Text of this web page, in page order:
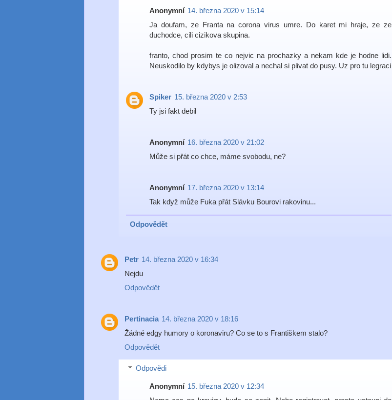
Anonymní 14. března 2020 v 15:14
Ja doufam, ze Franta na corona virus umre. Do karet mi hraje, ze ze
duchodce, cili cizikova skupina.
franto, chod prosim te co nejvic na prochazky a nekam kde je hodne lidi.
Neuskodilo by kdybys je olizoval a nechal si plivat do pusy. Uz pro tu legraci
Spiker 15. března 2020 v 2:53
Ty jsi fakt debil
Anonymní 16. března 2020 v 21:02
Může si přát co chce, máme svobodu, ne?
Anonymní 17. března 2020 v 13:14
Tak když může Fuka přát Slávku Bourovi rakovinu...
Odpovědět
Petr 14. března 2020 v 16:34
Nejdu
Odpovědět
Pertinacia 14. března 2020 v 18:16
Žádné edgy humory o koronaviru? Co se to s Františkem stalo?
Odpovědět
Odpovědi
Anonymní 15. března 2020 v 12:34